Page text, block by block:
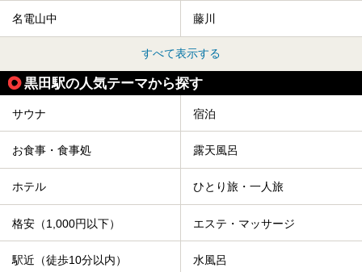
名電山中 藤川
すべて表示する
黒田駅の人気テーマから探す
サウナ 宿泊
お食事・食事処 露天風呂
ホテル ひとり旅・一人旅
格安（1,000円以下） エステ・マッサージ
駅近（徒歩10分以内） 水風呂